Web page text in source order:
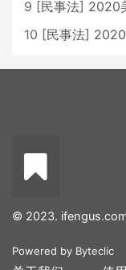
9 [民事法] 2020
10 [民事法] 2020
© 2023.
Powered by Byteclic